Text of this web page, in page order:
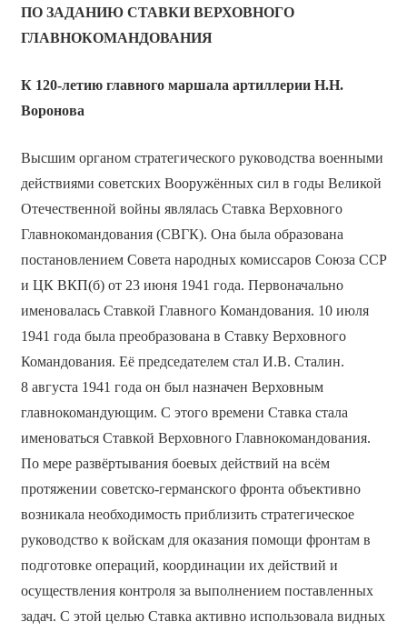
ПО ЗАДАНИЮ СТАВКИ ВЕРХОВНОГО
ГЛАВНОКОМАНДОВАНИЯ
К 120-летию главного маршала артиллерии Н.Н.
Воронова
Высшим органом стратегического руководства военными
действиями советских Вооружённых сил в годы Великой
Отечественной войны являлась Ставка Верховного
Главнокомандования (СВГК). Она была образована
постановлением Совета народных комиссаров Союза ССР
и ЦК ВКП(б) от 23 июня 1941 года. Первоначально
именовалась Ставкой Главного Командования. 10 июля
1941 года была преобразована в Ставку Верховного
Командования. Её председателем стал И.В. Сталин.
8 августа 1941 года он был назначен Верховным
главнокомандующим. С этого времени Ставка стала
именоваться Ставкой Верховного Главнокомандования.
По мере развёртывания боевых действий на всём
протяжении советско-германского фронта объективно
возникала необходимость приблизить стратегическое
руководство к войскам для оказания помощи фронтам в
подготовке операций, координации их действий и
осуществления контроля за выполнением поставленных
задач. С этой целью Ставка активно использовала видных